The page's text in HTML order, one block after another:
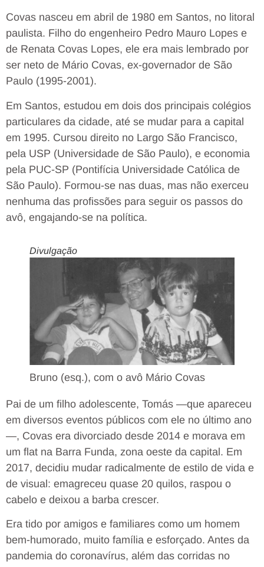
Covas nasceu em abril de 1980 em Santos, no litoral
paulista. Filho do engenheiro Pedro Mauro Lopes e
de Renata Covas Lopes, ele era mais lembrado por
ser neto de Mário Covas, ex-governador de São
Paulo (1995-2001).
Em Santos, estudou em dois dos principais colégios
particulares da cidade, até se mudar para a capital
em 1995. Cursou direito no Largo São Francisco,
pela USP (Universidade de São Paulo), e economia
pela PUC-SP (Pontifícia Universidade Católica de
São Paulo). Formou-se nas duas, mas não exerceu
nenhuma das profissões para seguir os passos do
avô, engajando-se na política.
Divulgação
Bruno (esq.), com o avô Mário Covas
Pai de um filho adolescente, Tomás —que apareceu
em diversos eventos públicos com ele no último ano
—, Covas era divorciado desde 2014 e morava em
um flat na Barra Funda, zona oeste da capital. Em
2017, decidiu mudar radicalmente de estilo de vida e
de visual: emagreceu quase 20 quilos, raspou o
cabelo e deixou a barba crescer.
Era tido por amigos e familiares como um homem
bem-humorado, muito família e esforçado. Antes da
pandemia do coronavírus, além das corridas no